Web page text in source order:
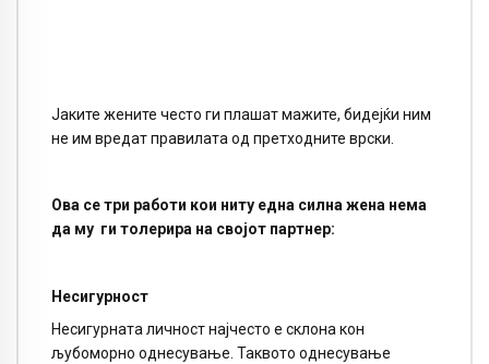
Јаките жените често ги плашат мажите, бидејќи ним
не им вредат правилата од претходните врски.
Ова се три работи кои ниту една силна жена нема
да му ги толерира на својот партнер:
Несигурност
Несигурната личност најчесто е склона кон
љубоморно однесување. Таквото однесување